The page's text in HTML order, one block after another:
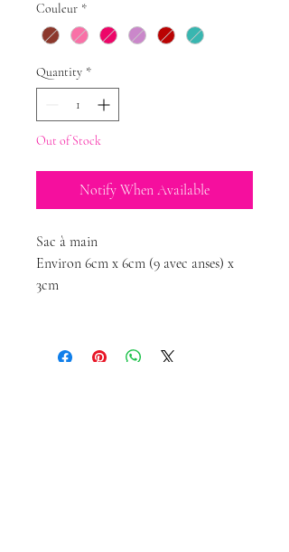
Couleur *
Quantity *
Out of Stock
Notify When Available
Sac à main
Environ 6cm x 6cm (9 avec anses) x
3cm